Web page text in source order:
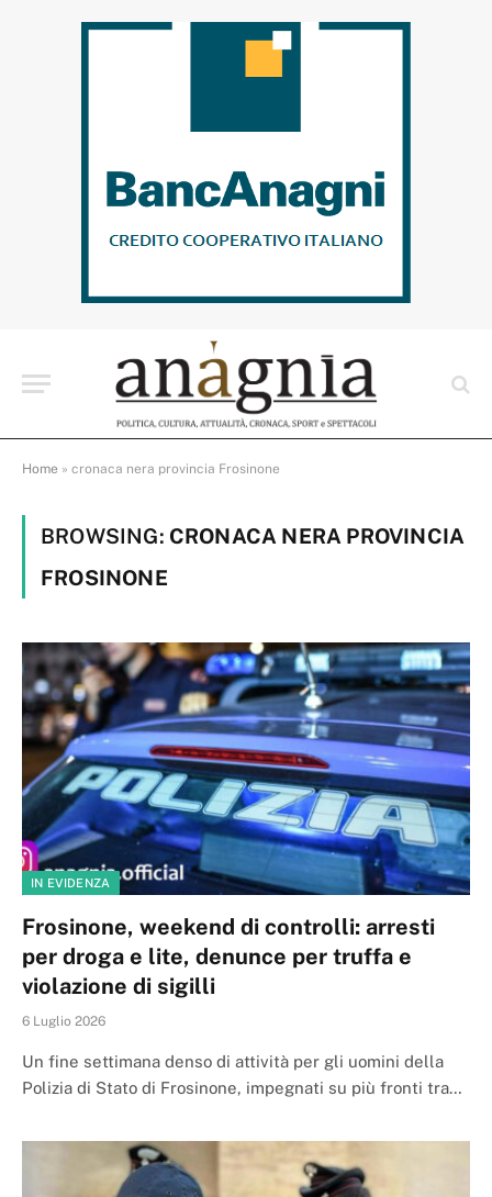
Home » cronaca nera provincia Frosinone
BROWSING: CRONACA NERA PROVINCIA
FROSINONE
IN EVIDENZA
Frosinone, weekend di controlli: arresti
per droga e lite, denunce per truffa e
violazione di sigilli
6 Luglio 2026
Un fine settimana denso di attività per gli uomini della
Polizia di Stato di Frosinone, impegnati su più fronti tra…